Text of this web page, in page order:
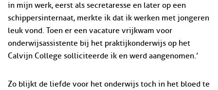
in mijn werk, eerst als secretaresse en later op een
schippersinternaat, merkte ik dat ik werken met jongeren
leuk vond. Toen er een vacature vrijkwam voor
onderwijsassistente bij het praktijkonderwijs op het
Calvijn College solliciteerde ik en werd aangenomen.’
Zo blijkt de liefde voor het onderwijs toch in het bloed te